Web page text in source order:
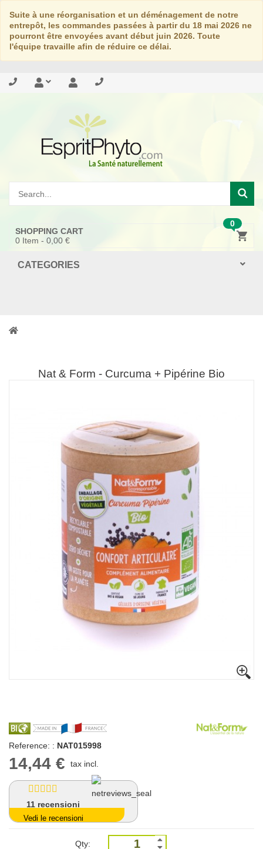
Suite à une réorganisation et un déménagement de notre
entrepôt, les commandes passées à partir du 18 mai 2026 ne
pourront être envoyées avant début juin 2026. Toute
l'équipe travaille afin de réduire ce délai.
0
SHOPPING CART
0 Item - 0,00 €
CATEGORIES
Nat & Form - Curcuma + Pipérine Bio
Reference: : NAT015998
14,44 € tax incl.
11 recensioni
Vedi le recensioni
Qty: